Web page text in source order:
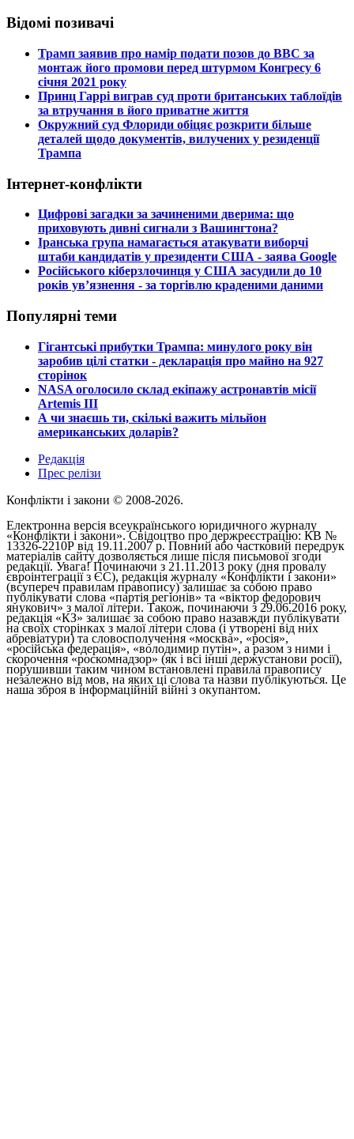
Відомі позивачі
​Трамп заявив про намір подати позов до ВВС за
монтаж його промови перед штурмом Конгресу 6
січня 2021 року
​Принц Гаррі виграв суд проти британських таблоїдів
за втручання в його приватне життя
​Окружний суд Флориди обіцяє розкрити більше
деталей щодо документів, вилучених у резиденції
Трампа
Інтернет-конфлікти
​Цифрові загадки за зачиненими дверима: що
приховують дивні сигнали з Вашингтона?
​Іранська група намагається атакувати виборчі
штаби кандидатів у президенти США - заява Google
​Російського кіберзлочинця у США засудили до 10
років ув’язнення - за торгівлю краденими даними
Популярні теми
​Гігантські прибутки Трампа: минулого року він
заробив цілі статки - декларація про майно на 927
сторінок
​NASA оголосило склад екіпажу астронавтів місії
Artemis III
​А чи знаєшь ти, скількі важить мільйон
американських доларів?
Редакція
Прес релізи
Конфлікти і закони © 2008-2026.
Електронна версія всеукраїнського юридичного журналу
«Конфлікти і закони». Свідоцтво про держреєстрацію: КВ №
13326-2210Р від 19.11.2007 р. Повний або частковий передрук
матеріалів сайту дозволяється лише після письмової згоди
редакції. Увага! Починаючи з 21.11.2013 року (дня провалу
євроінтеграції з ЄС), редакція журналу «Конфлікти і закони»
(всупереч правилам правопису) залишає за собою право
публікувати слова «партія регіонів» та «віктор федорович
янукович» з малої літери. Також, починаючи з 29.06.2016 року,
редакція «КЗ» залишає за собою право назавжди публікувати
на своїх сторінках з малої літери слова (і утворені від них
абревіатури) та словосполучення «москва», «росія»,
«російська федерація», «володимир путін», а разом з ними і
скорочення «роскомнадзор» (як і всі інші держустанови росії),
порушивши таким чином встановлені правила правопису
незалежно від мов, на яких ці слова та назви публікуються. Це
наша зброя в інформаційній війні з окупантом.